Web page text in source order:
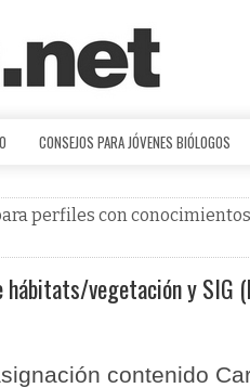
CONSEJOS PARA JÓVENES BIÓLOGOS
perfiles con
vegetación y SIG
contenido